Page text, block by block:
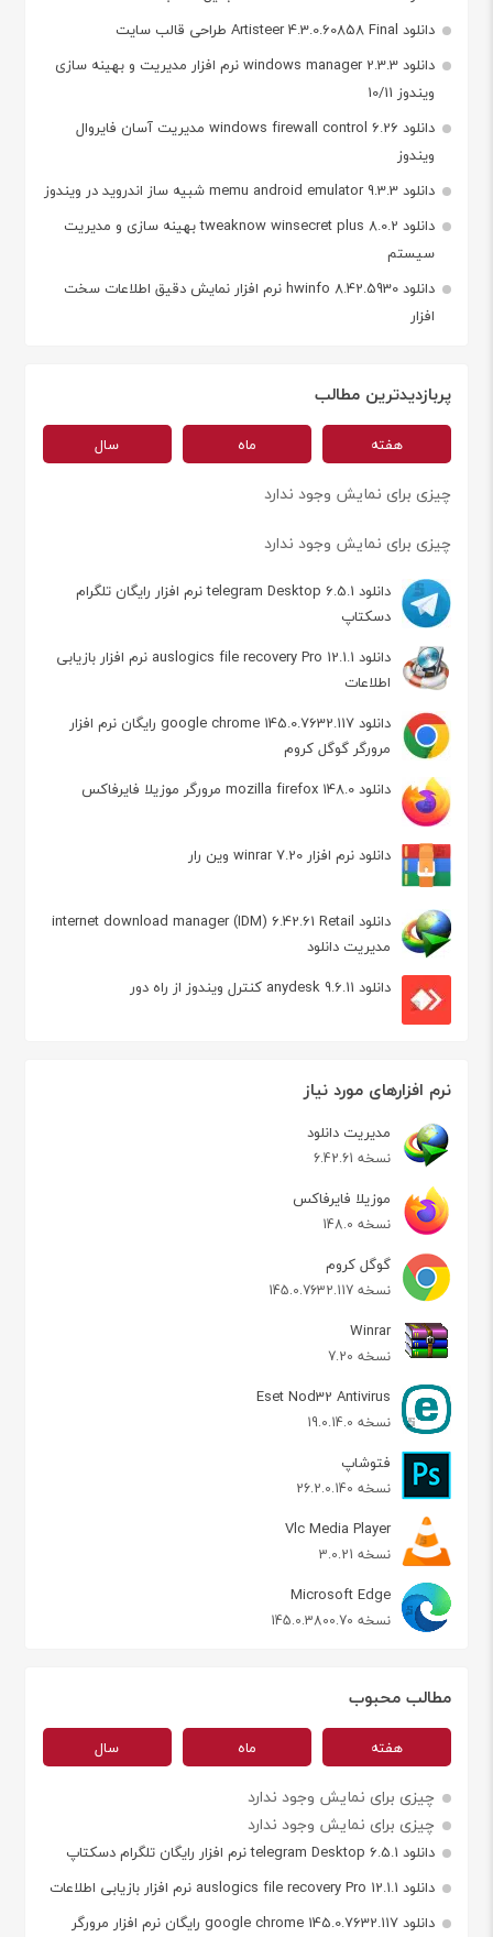
دانلود Artisteer 4.3.0.60858 Final طراحی قالب سایت
دانلود windows manager 2.3.3 نرم افزار مدیریت و بهینه سازی
ویندوز 10/11
دانلود windows firewall control 6.26 مدیریت آسان فایروال
ویندوز
دانلود memu android emulator 9.3.3 شبیه ساز اندروید در ویندوز
دانلود tweaknow winsecret plus 8.0.2 بهینه سازی و مدیریت
سیستم
دانلود hwinfo 8.42.5930 نرم افزار نمایش دقیق اطلاعات سخت
افزار
پربازدیدترین مطالب
هفته ماه سال
چیزی برای نمایش وجود ندارد
چیزی برای نمایش وجود ندارد
دانلود telegram Desktop 6.5.1 نرم افزار رایگان تلگرام
دسکتاپ
دانلود auslogics file recovery Pro 12.1.1 نرم افزار بازیابی
اطلاعات
دانلود google chrome 145.0.7632.117 رایگان نرم افزار
مرورگر گوگل کروم
دانلود mozilla firefox 148.0 مرورگر موزیلا فایرفاکس
دانلود نرم افزار winrar 7.20 وین رار
دانلود internet download manager (IDM) 6.42.61 Retail
مدیریت دانلود
دانلود anydesk 9.6.11 کنترل ویندوز از راه دور
نرم افزارهای مورد نیاز
مدیریت دانلود
نسخه 6.42.61
موزیلا فایرفاکس
نسخه 148.0
گوگل کروم
نسخه 145.0.7632.117
Winrar
نسخه 7.20
Eset Nod32 Antivirus
نسخه 19.0.14.0
فتوشاپ
نسخه 26.2.0.140
Vlc Media Player
نسخه 3.0.21
Microsoft Edge
نسخه 145.0.3800.70
مطالب محبوب
هفته ماه سال
چیزی برای نمایش وجود ندارد
چیزی برای نمایش وجود ندارد
دانلود telegram Desktop 6.5.1 نرم افزار رایگان تلگرام دسکتاپ
دانلود auslogics file recovery Pro 12.1.1 نرم افزار بازیابی اطلاعات
دانلود google chrome 145.0.7632.117 رایگان نرم افزار مرورگر